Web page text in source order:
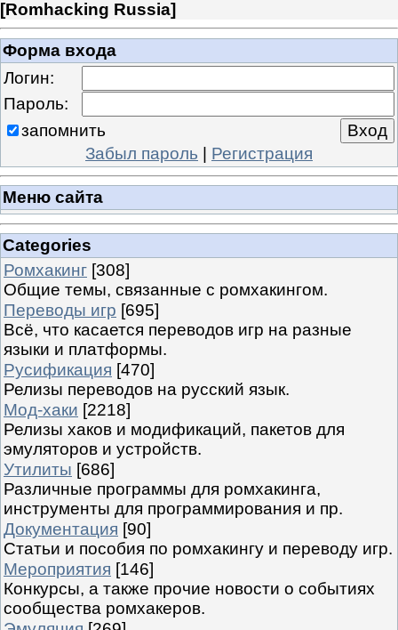
[Romhacking Russia]
Форма входа
Логин:
Пароль:
запомнить
Забыл пароль | Регистрация
Меню сайта
Categories
Ромхакинг [308]
Общие темы, связанные с ромхакингом.
Переводы игр [695]
Всё, что касается переводов игр на разные
языки и платформы.
Русификация [470]
Релизы переводов на русский язык.
Мод-хаки [2218]
Релизы хаков и модификаций, пакетов для
эмуляторов и устройств.
Утилиты [686]
Различные программы для ромхакинга,
инструменты для программирования и пр.
Документация [90]
Статьи и пособия по ромхакингу и переводу игр.
Мероприятия [146]
Конкурсы, а также прочие новости о событиях
сообщества ромхакеров.